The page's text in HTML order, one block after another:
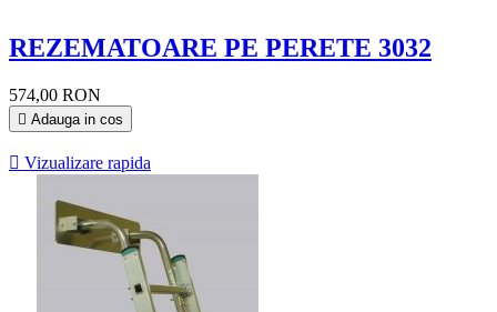
REZEMATOARE PE PERETE 3032
574,00 RON
 Adauga in cos
 Vizualizare rapida